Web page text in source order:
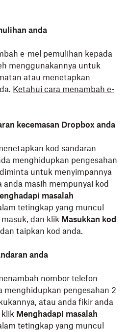
anda
e-mel pemulihan kepada
menggunakannya untuk
atau menetapkan
Ketahui cara menambah e-
kecemasan Dropbox anda
kod sandaran
menghidupkan pengesahan
untuk menyimpannya
anda masih mempunyai kod
masalah
tetingkap yang muncul
dan klik Masukkan kod
dan taipkan kod anda.
anda
nombor telefon
menghidupkan pengesahan 2
atau anda fikir anda
klik Menghadapi masalah
tetingkap yang muncul